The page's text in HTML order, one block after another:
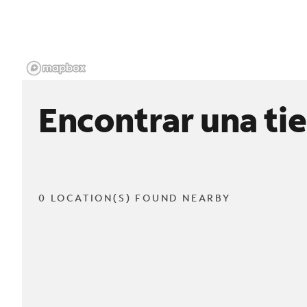
Encontrar una
0 LOCATION(S) FOUND NEARBY